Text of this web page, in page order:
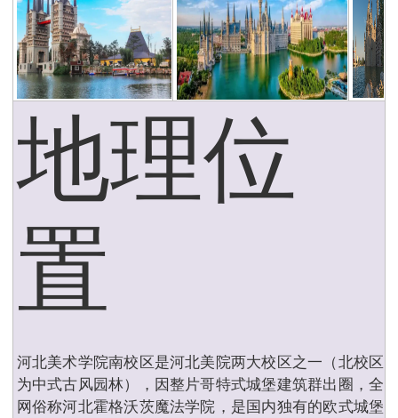
地理位
置
河北美术学院南校区是河北美院两大校区之一（北校区
为中式古风园林），因整片哥特式城堡建筑群出圈，全
网俗称河北霍格沃茨魔法学院，是国内独有的欧式城堡